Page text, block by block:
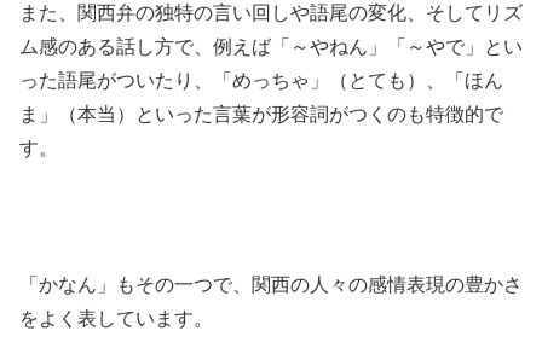
また、関西弁の独特の言い回しや語尾の変化、そしてリズ
ム感のある話し方で、例えば「～やねん」「～やで」とい
った語尾がついたり、「めっちゃ」（とても）、「ほん
ま」（本当）といった言葉が形容詞がつくのも特徴的で
す。
「かなん」もその一つで、関西の人々の感情表現の豊かさ
をよく表しています。